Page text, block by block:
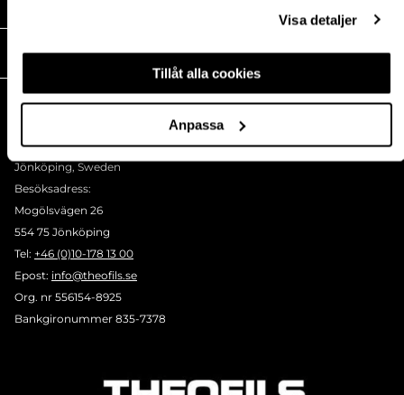
Visa detaljer
Tillåt alla cookies
Anpassa
THEOFILS
BOX 1009 551 11
Jönköping, Sweden
Besöksadress:
Mogölsvägen 26
554 75 Jönköping
Tel: +46 (0)10-178 13 00
Epost: info@theofils.se
Org. nr 556154-8925
Bankgironummer 835-7378